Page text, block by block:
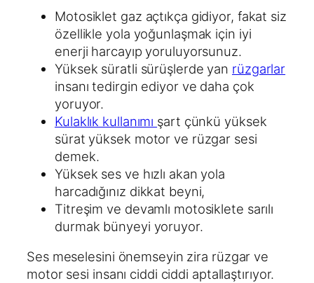
Motosiklet gaz açtıkça gidiyor, fakat siz
özellikle yola yoğunlaşmak için iyi
enerji harcayıp yoruluyorsunuz.
Yüksek süratli sürüşlerde yan rüzgarlar
insanı tedirgin ediyor ve daha çok
yoruyor.
Kulaklık kullanımı şart çünkü yüksek
sürat yüksek motor ve rüzgar sesi
demek.
Yüksek ses ve hızlı akan yola
harcadığınız dikkat beyni,
Titreşim ve devamlı motosiklete sarılı
durmak bünyeyi yoruyor.
Ses meselesini önemseyin zira rüzgar ve
motor sesi insanı ciddi ciddi aptallaştırıyor.